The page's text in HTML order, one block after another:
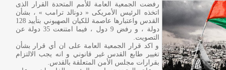
رفضت الجمعية العامة للأمم المتحدة القرار الذى
اتخذه الرئيس الأمريكى « دونالد ترامب » ، بشأن
القدس واعتبارها عاصمة للكيان الصهيوني بتأييد 128
دولة ، و رفض 9 دول ، فيما امتنعت 35 دولة عن
التصويت.
و اكد قرار الجمعية العامة على ان أي قرار بشأن
تغيير طابع القدس غير قانوني و انه يجب الالتزام
بقرارات مجلس الأمن المتعلقة بالقدس.